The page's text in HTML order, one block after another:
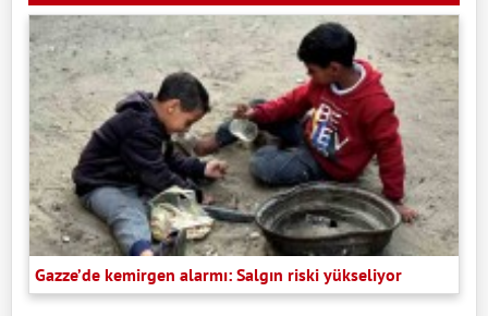
Gazze’de kemirgen alarmı: Salgın riski yükseliyor